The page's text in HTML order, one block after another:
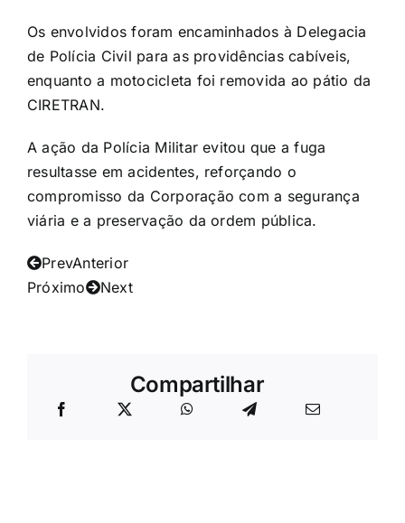
Os envolvidos foram encaminhados à Delegacia
de Polícia Civil para as providências cabíveis,
enquanto a motocicleta foi removida ao pátio da
CIRETRAN.
A ação da Polícia Militar evitou que a fuga
resultasse em acidentes, reforçando o
compromisso da Corporação com a segurança
viária e a preservação da ordem pública.
PrevAnterior
Próximo
Next
Compartilhar